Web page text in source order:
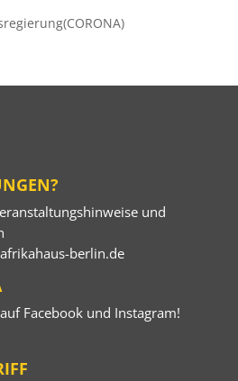
und
berlin.de
Facebookund Instagram!